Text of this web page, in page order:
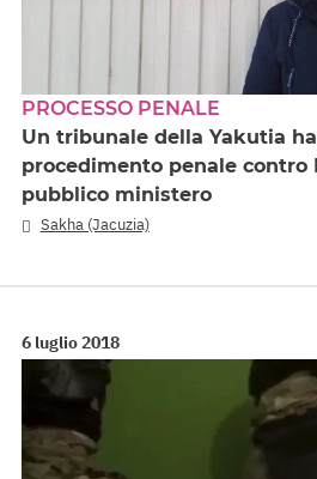
PROCESSO PENALE
Un tribunale della Yakutia
procedimento penale contro
pubblico ministero
Sakha (Jacuzia)
6 luglio 2018